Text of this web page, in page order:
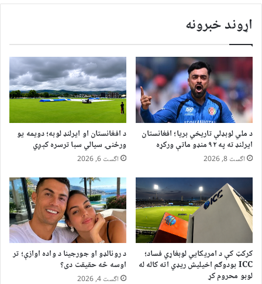
اړوند خبرونه
د ملي لوبډلې تاریخي بریا؛ افغانستان
ایرلنډ ته په ۹۲ منډو ماتې ورکړه
اگست 8, 2026
د افغانستان او ایرلنډ لوبه؛ دویمه یو
ورځنۍ سیالي سبا ترسره کېږي
اگست 6, 2026
کرکټ کې د امریکايي لوبغاړي فساد؛
ICC بودوګم اخیلیش ریډي اته کاله له
لوبو محروم کړ
د رونالډو او جورجینا د واده اوازې؛ تر
اوسه څه حقیقت دی؟
اگست 4, 2026